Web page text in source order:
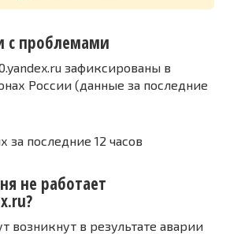
с проблемами
зафиксированы в
России (данные за последние
за последние 12 часов
не работает
возникнут в результате аварии